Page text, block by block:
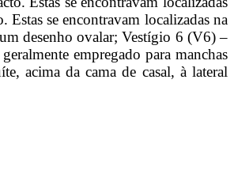
se encontravam localizadas na
desenho ovalar; Vestígio 6 (V6) –
empregado para manchas
acima da cama de casal, à lateral